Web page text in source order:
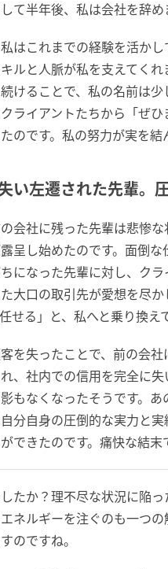
て半年後、私は会社を辞め
はこれまでの経験を活か
ルと人脈が私を支えてく
けることで、私の名前は
ライアントたちから「ぜ
のです。私の努力が実を結
い左遷された先輩。
会社に残った先輩は悲惨
呈し始めたのです。面倒
になった先輩に対し、ク
大口の取引先が愛想を尽
せる」と、私へと乗り換え
を失ったことで、前の会
、社内での信用を完全に
もなくなったそうです。
分自身の圧倒的な実力と
できたのです。痛快な結末
たか？理不尽な状況に陥
ネルギーを注ぐのも一つ
のですね。